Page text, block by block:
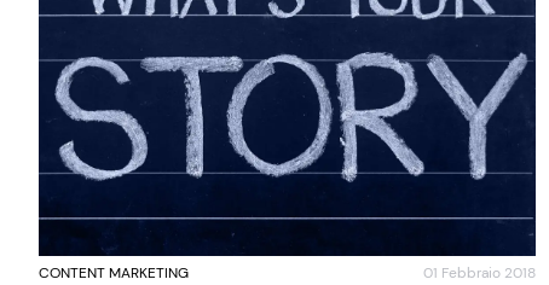
CONTENT MARKETING 01 Febbraio 2018